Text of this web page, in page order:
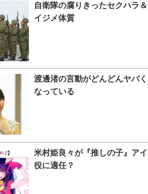
自衛隊の腐りきったセクハラ＆
イジメ体質
渡邊渚の言動がどんどんヤバく
なっている
米村姫良々が『推しの子』アイ
役に適任？